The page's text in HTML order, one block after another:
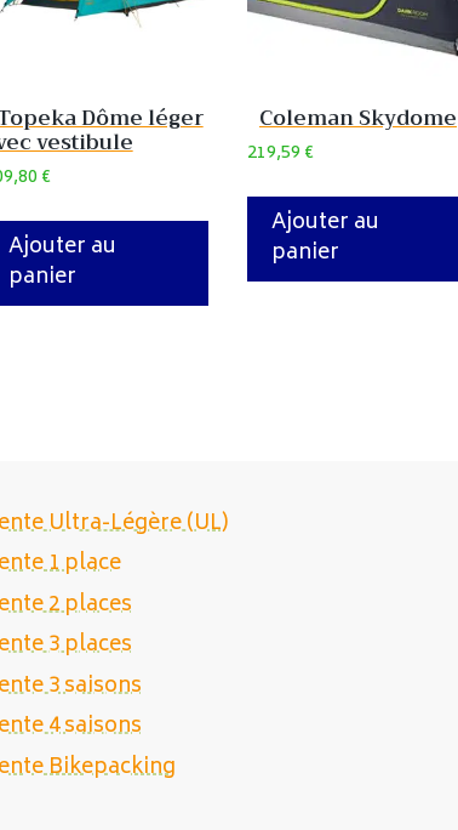
Dôme léger
vestibule
€
Ajouter au
panier
Coleman Skydome
219,59€
Ajouter au
panier
Ultra-Légère (UL)
1 place
2 places
3 places
3 saisons
4 saisons
Bikepacking